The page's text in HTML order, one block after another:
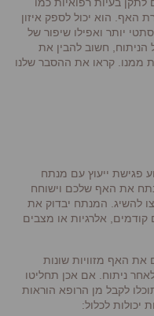
האף. הוא יכול לספק איזון
יותר ואפילו שיפור של
חשוב להבין את
ממנו. קראו את ההסבר שלנו
פגישת ייעוץ עם מנתח
את האף שלכם וישוחח
להשיג. המנתח יבדוק את
קודמים, אלרגיות או מצבים
את האף מזוויות שונות
ניתוח. אם אכן תחליטו
לקבל מן הרופא הוראות
יכולות לכלול: